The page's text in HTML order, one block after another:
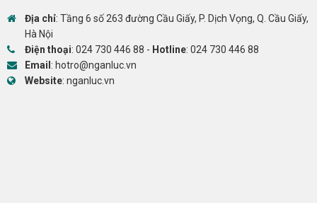
Địa chỉ: Tầng 6 số 263 đường Cầu Giấy, P. Dịch Vọng, Q. Cầu Giấy,
Hà Nội
Điện thoại: 024 730 446 88 - Hotline: 024 730 446 88
Email : hotro@nganluc.vn
Website: nganluc.vn